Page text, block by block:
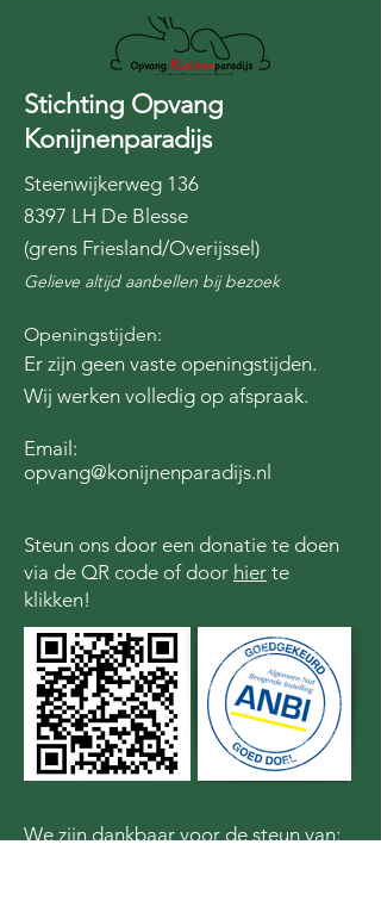
Stichting Opvang
Konijnenparadijs
Steenwijkerweg 136
8397 LH De Blesse
(grens Friesland/Overijssel)
Gelieve altijd aanbellen bij bezoek
Openingstijden:
Er zijn geen vaste openingstijden.
Wij werken volledig op afspraak.
Email:
opvang@konijnenparadijs.nl
Steun ons door een donatie te doen
via de QR code of door hier te
klikken!
We zijn dankbaar voor de steun van: